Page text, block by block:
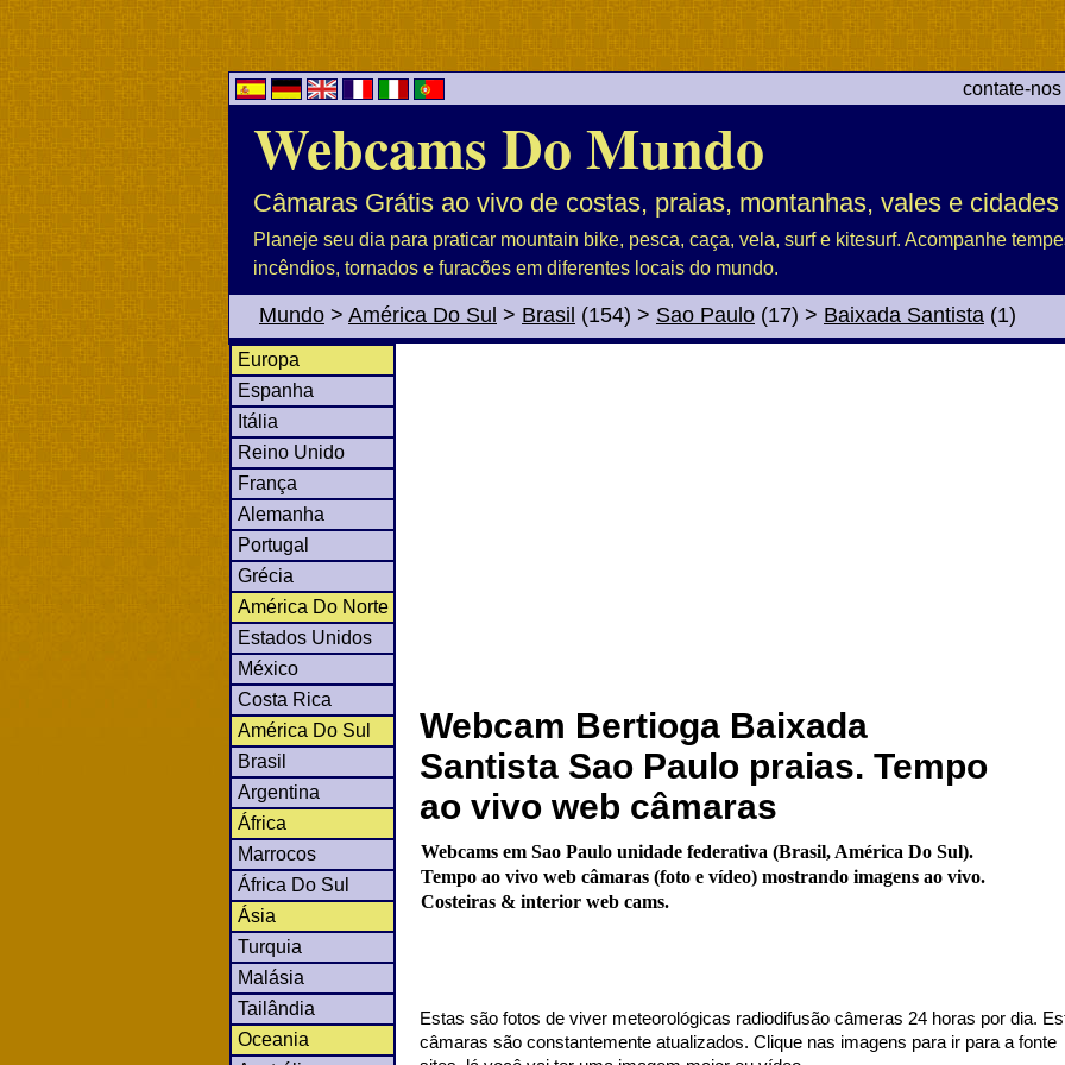
contate-
Webcams Do Mundo
Câmaras Grátis ao vivo de costas, praias, montanhas, vales e cidades
Planeje seu dia para praticar mountain bike, pesca, caça, vela, surf e kitesurf. Acompanhe
incêndios, tornados e furacões em diferentes locais do mundo.
Mundo > América Do Sul > Brasil (154) > Sao Paulo (17) > Baixada Santista (1)
Europa
Espanha
Itália
Reino Unido
França
Alemanha
Portugal
Grécia
América Do Norte
Estados Unidos
México
Costa Rica
América Do Sul
Brasil
Argentina
África
Marrocos
África Do Sul
Ásia
Turquia
Malásia
Tailândia
Oceania
Webcam Bertioga Baixada
Santista Sao Paulo praias. Tempo
ao vivo web câmaras
Webcams em Sao Paulo unidade federativa (Brasil, América Do Sul).
Tempo ao vivo web câmaras (foto e vídeo) mostrando imagens ao vivo.
Costeiras & interior web cams.
Estas são fotos de viver meteorológicas radiodifusão câmeras 24 horas por dia.
câmaras são constantemente atualizados. Clique nas imagens para ir para a fonte